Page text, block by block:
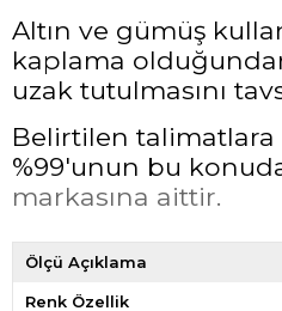
Altın ve gümüş
kaplama
uzak tutulmasını
Belirtilen
%99'unun bu
markasına aittir.
Ölçü Açıklama
Renk Özellik